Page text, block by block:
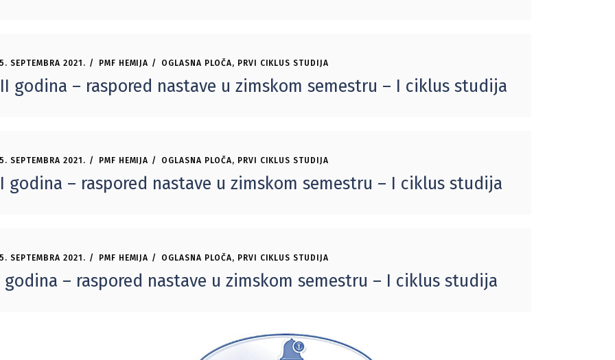
SEPTEMBRA 2021. PMF HEMIJA OGLASNA PLOČA, PRVI CIKLUS STUDIJA
godina – raspored nastave u zimskom semestru – I ciklus studija
SEPTEMBRA 2021. PMF HEMIJA OGLASNA PLOČA, PRVI CIKLUS STUDIJA
godina – raspored nastave u zimskom semestru – I ciklus studija
SEPTEMBRA 2021. PMF HEMIJA OGLASNA PLOČA, PRVI CIKLUS STUDIJA
godina – raspored nastave u zimskom semestru – I ciklus studija